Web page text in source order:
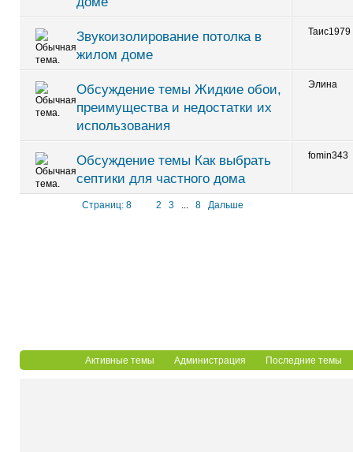
Звукоизолирование потолка в
жилом доме
Таис1979
Обсуждение темы Жидкие обои,
преимущества и недостатки их
использования
Элина
Обсуждение темы Как выбрать
септики для частного дома
fomin343
Страниц: 8 2 3 ... 8 Дальше
Активные темы Администрация Последние темы